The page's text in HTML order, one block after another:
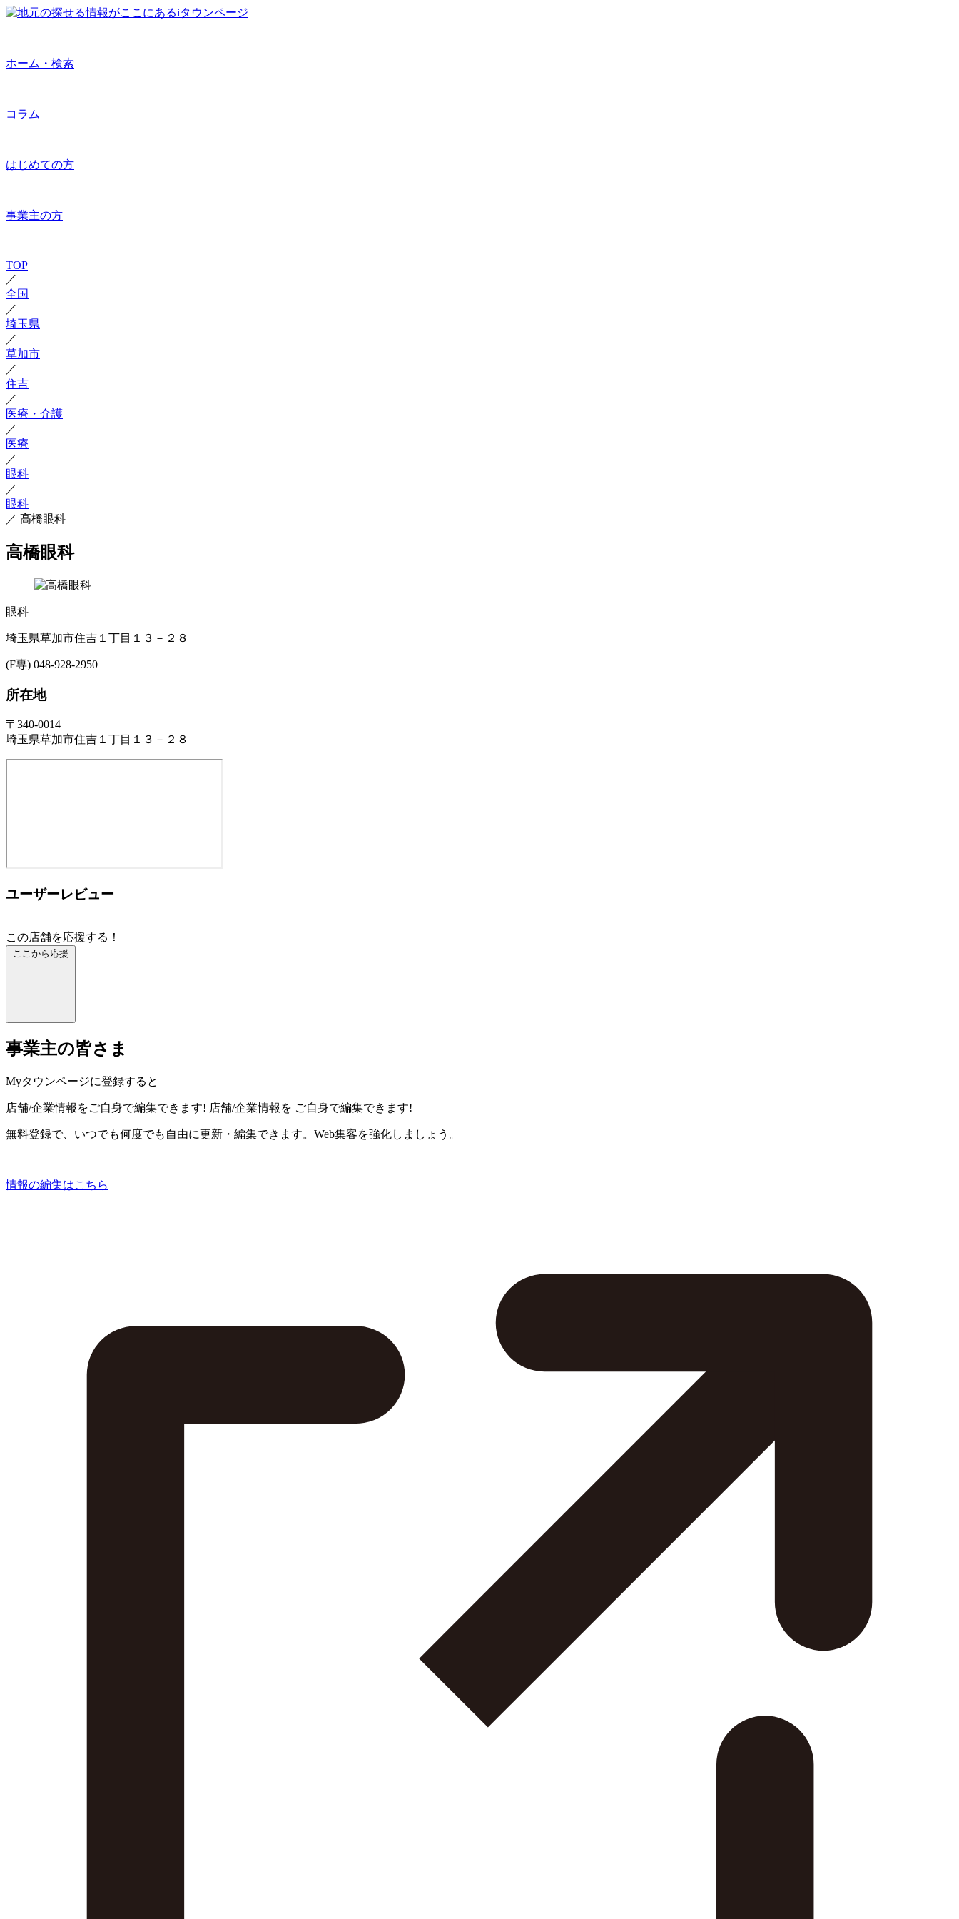
ホーム・検索
コラム
はじめての方
事業主の方
TOP
／
全国
／
埼玉県
／
草加市
／
住吉
／
医療・介護
／
医療
／
眼科
／
眼科
／ 高橋眼科
高橋眼科
眼科
埼玉県草加市住吉１丁目１３－２８
(F専) 048-928-2950
所在地
〒340-0014
埼玉県草加市住吉１丁目１３－２８
ユーザーレビュー
この店舗を応援する！
ここから応援
事業主の皆さま
Myタウンページに登録すると
店舗/企業情報をご自身で編集できます! 店舗/企業情報を ご自身で編集できます!
無料登録で、いつでも何度でも自由に更新・編集できます。Web集客を強化しましょう。
情報の編集はこちら